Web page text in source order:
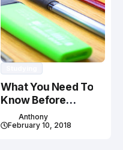
What You Need To
Know Before
Studying In Canada
Anthony
February 10, 2018